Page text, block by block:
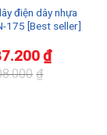
điện dây nhựa
175 [Best seller]
₫
₫